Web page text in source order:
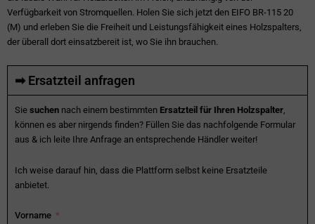
Verfügbarkeit von Stromquellen. Holen Sie sich jetzt den EIFO BR-115 20
(M) und erleben Sie die Freiheit und Leistungsfähigkeit eines Holzspalters,
der überall dort einsatzbereit ist, wo Sie ihn brauchen.
➡ Ersatzteil anfragen
Sie suchen nach einem bestimmten Ersatzteil für Ihren Holzspalter
können es aber nirgends finden? Füllen Sie das nachfolgende Formular
aus & ich leite Ihre Anfrage an entsprechende Händler weiter!
Ich weise darauf hin, dass die Plattform selbst keine Ersatzteile
anbietet.
Vorname